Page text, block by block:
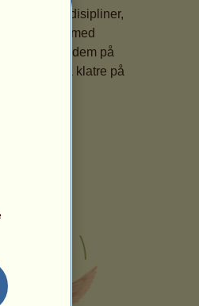
i ulike disipliner,
deres med
og meld dem på
for å klatre på